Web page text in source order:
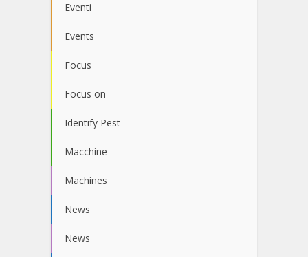
Eventi
Events
Focus
Focus on
Identify Pest
Macchine
Machines
News
News